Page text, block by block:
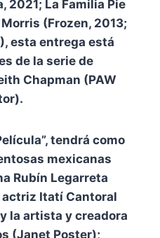
2021; La Familia Pie
(Frozen, 2013;
esta entrega está
de la serie de
Chapman (PAW
tendrá como
mexicanas
Rubín Legarreta
Itatí Cantoral
la artista y creadora
(Janet Poster);